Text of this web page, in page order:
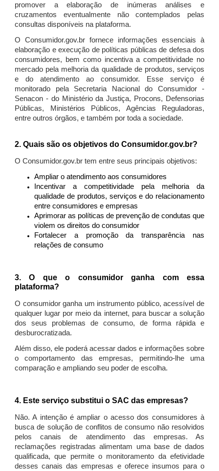
promover a elaboração de inúmeras análises e
cruzamentos eventualmente não contemplados pelas
consultas disponíveis na plataforma.
O Consumidor.gov.br fornece informações essenciais à
elaboração e execução de políticas públicas de defesa dos
consumidores, bem como incentiva a competitividade no
mercado pela melhoria da qualidade de produtos, serviços
e do atendimento ao consumidor. Esse serviço é
monitorado pela Secretaria Nacional do Consumidor -
Senacon - do Ministério da Justiça, Procons, Defensorias
Públicas, Ministérios Públicos, Agências Reguladoras,
entre outros órgãos, e também por toda a sociedade.
2. Quais são os objetivos do Consumidor.gov.br?
O Consumidor.gov.br tem entre seus principais objetivos:
Ampliar o atendimento aos consumidores
Incentivar a competitividade pela melhoria da
qualidade de produtos, serviços e do relacionamento
entre consumidores e empresas
Aprimorar as políticas de prevenção de condutas que
violem os direitos do consumidor
Fortalecer a promoção da transparência nas
relações de consumo
3. O que o consumidor ganha com essa
plataforma?
O consumidor ganha um instrumento público, acessível de
qualquer lugar por meio da internet, para buscar a solução
dos seus problemas de consumo, de forma rápida e
desburocratizada.
Além disso, ele poderá acessar dados e informações sobre
o comportamento das empresas, permitindo-lhe uma
comparação e ampliando seu poder de escolha.
4. Este serviço substitui o SAC das empresas?
Não. A intenção é ampliar o acesso dos consumidores à
busca de solução de conflitos de consumo não resolvidos
pelos canais de atendimento das empresas. As
reclamações registradas alimentam uma base de dados
qualificada, que permite o monitoramento da efetividade
desses canais das empresas e oferece insumos para o